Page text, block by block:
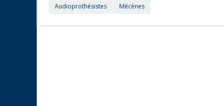
Audioprothésistes Mécènes